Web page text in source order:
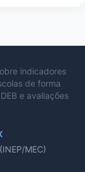
indicadores
de forma
e avaliações
MEC)